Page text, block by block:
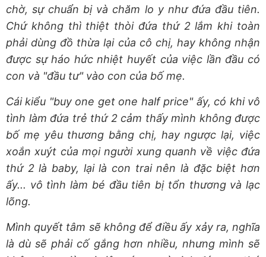
chờ, sự chuẩn bị và chăm lo y như đứa đầu tiên.
Chứ không thì thiệt thòi đứa thứ 2 lắm khi toàn
phải dùng đồ thừa lại của cô chị, hay không nhận
được sự háo hức nhiệt huyết của việc lần đầu có
con và "đầu tư" vào con của bố mẹ.
Cái kiểu "buy one get one half price" ấy, có khi vô
tình làm đứa trẻ thứ 2 cảm thấy mình không được
bố mẹ yêu thương bằng chị, hay ngược lại, việc
xoắn xuýt của mọi người xung quanh về việc đứa
thứ 2 là baby, lại là con trai nên là đặc biệt hơn
ấy... vô tình làm bé đầu tiên bị tổn thương và lạc
lõng.
Mình quyết tâm sẽ không để điều ấy xảy ra, nghĩa
là dù sẽ phải cố gắng hơn nhiều, nhưng mình sẽ